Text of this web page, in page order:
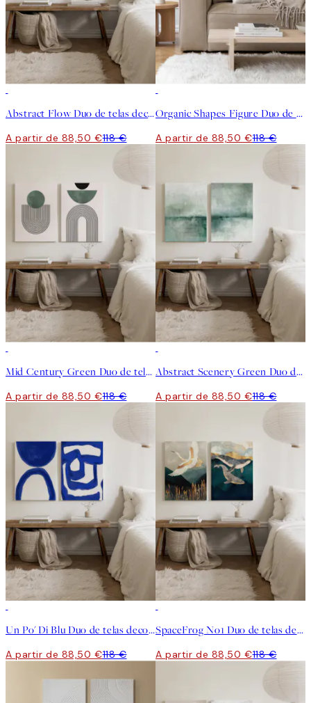
Abstract Flow Duo de telas decorativas
A partir de 88,50 €118 €
Organic Shapes Figure Duo de telas decorativas
A partir de 88,50 €118 €
Mid Century Green Duo de telas decorativas
A partir de 88,50 €118 €
Abstract Scenery Green Duo de telas decorativas
A partir de 88,50 €118 €
Un Po' Di Blu Duo de telas decorativas
A partir de 88,50 €118 €
SpaceFrog No1 Duo de telas decorativas
A partir de 88,50 €118 €